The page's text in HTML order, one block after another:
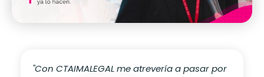
"Con CTAIMALEGAL me atrevería a pasar por